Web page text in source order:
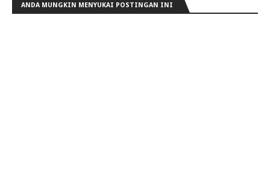
ANDA MUNGKIN MENYUKAI POSTINGAN INI